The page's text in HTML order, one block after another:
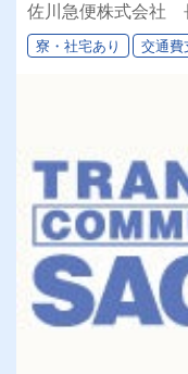
佐川急便株式会社
寮・社宅あり 交通費